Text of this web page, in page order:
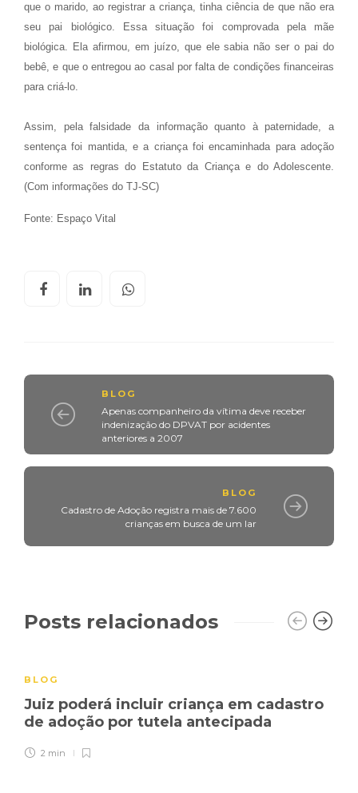
que o marido, ao registrar a criança, tinha ciência de que não era
seu pai biológico. Essa situação foi comprovada pela mãe
biológica. Ela afirmou, em juízo, que ele sabia não ser o pai do
bebê, e que o entregou ao casal por falta de condições financeiras
para criá-lo.
Assim, pela falsidade da informação quanto à paternidade, a
sentença foi mantida, e a criança foi encaminhada para adoção
conforme as regras do Estatuto da Criança e do Adolescente.
(Com informações do TJ-SC)
Fonte: Espaço Vital
BLOG
Apenas companheiro da vítima deve receber
indenização do DPVAT por acidentes
anteriores a 2007
BLOG
Cadastro de Adoção registra mais de 7.600
crianças em busca de um lar
Posts relacionados
BLOG
Juiz poderá incluir criança em cadastro
de adoção por tutela antecipada
2 min